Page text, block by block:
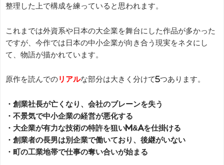
整理した上で構成を練っていると思われます。
これまでは外資系や日本の大企業を舞台にした作品が多かった
ですが、今作では日本の中小企業が向き合う現実をネタにし
て、物語が描かれています。
原作を読んでの リアルな部分は大きく分けて5つあります。
・創業社長が亡くなり、会社のブレーンを失う
・不景気で中小企業の経営が悪化する
・大企業が有力な技術の特許を狙いM&Aを仕掛ける
・創業者の長男は別企業で働いており、後継がいない
・町の工業地帯で仕事の奪い合いが始まる